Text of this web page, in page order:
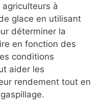
agriculteurs à
glace en utilisant
déterminer la
en fonction des
conditions
aider les
rendement tout en